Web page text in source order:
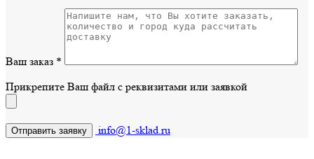
Ваш заказ *
Прикрепите Ваш файл с реквизитами или заявкой
info@1-sklad.ru